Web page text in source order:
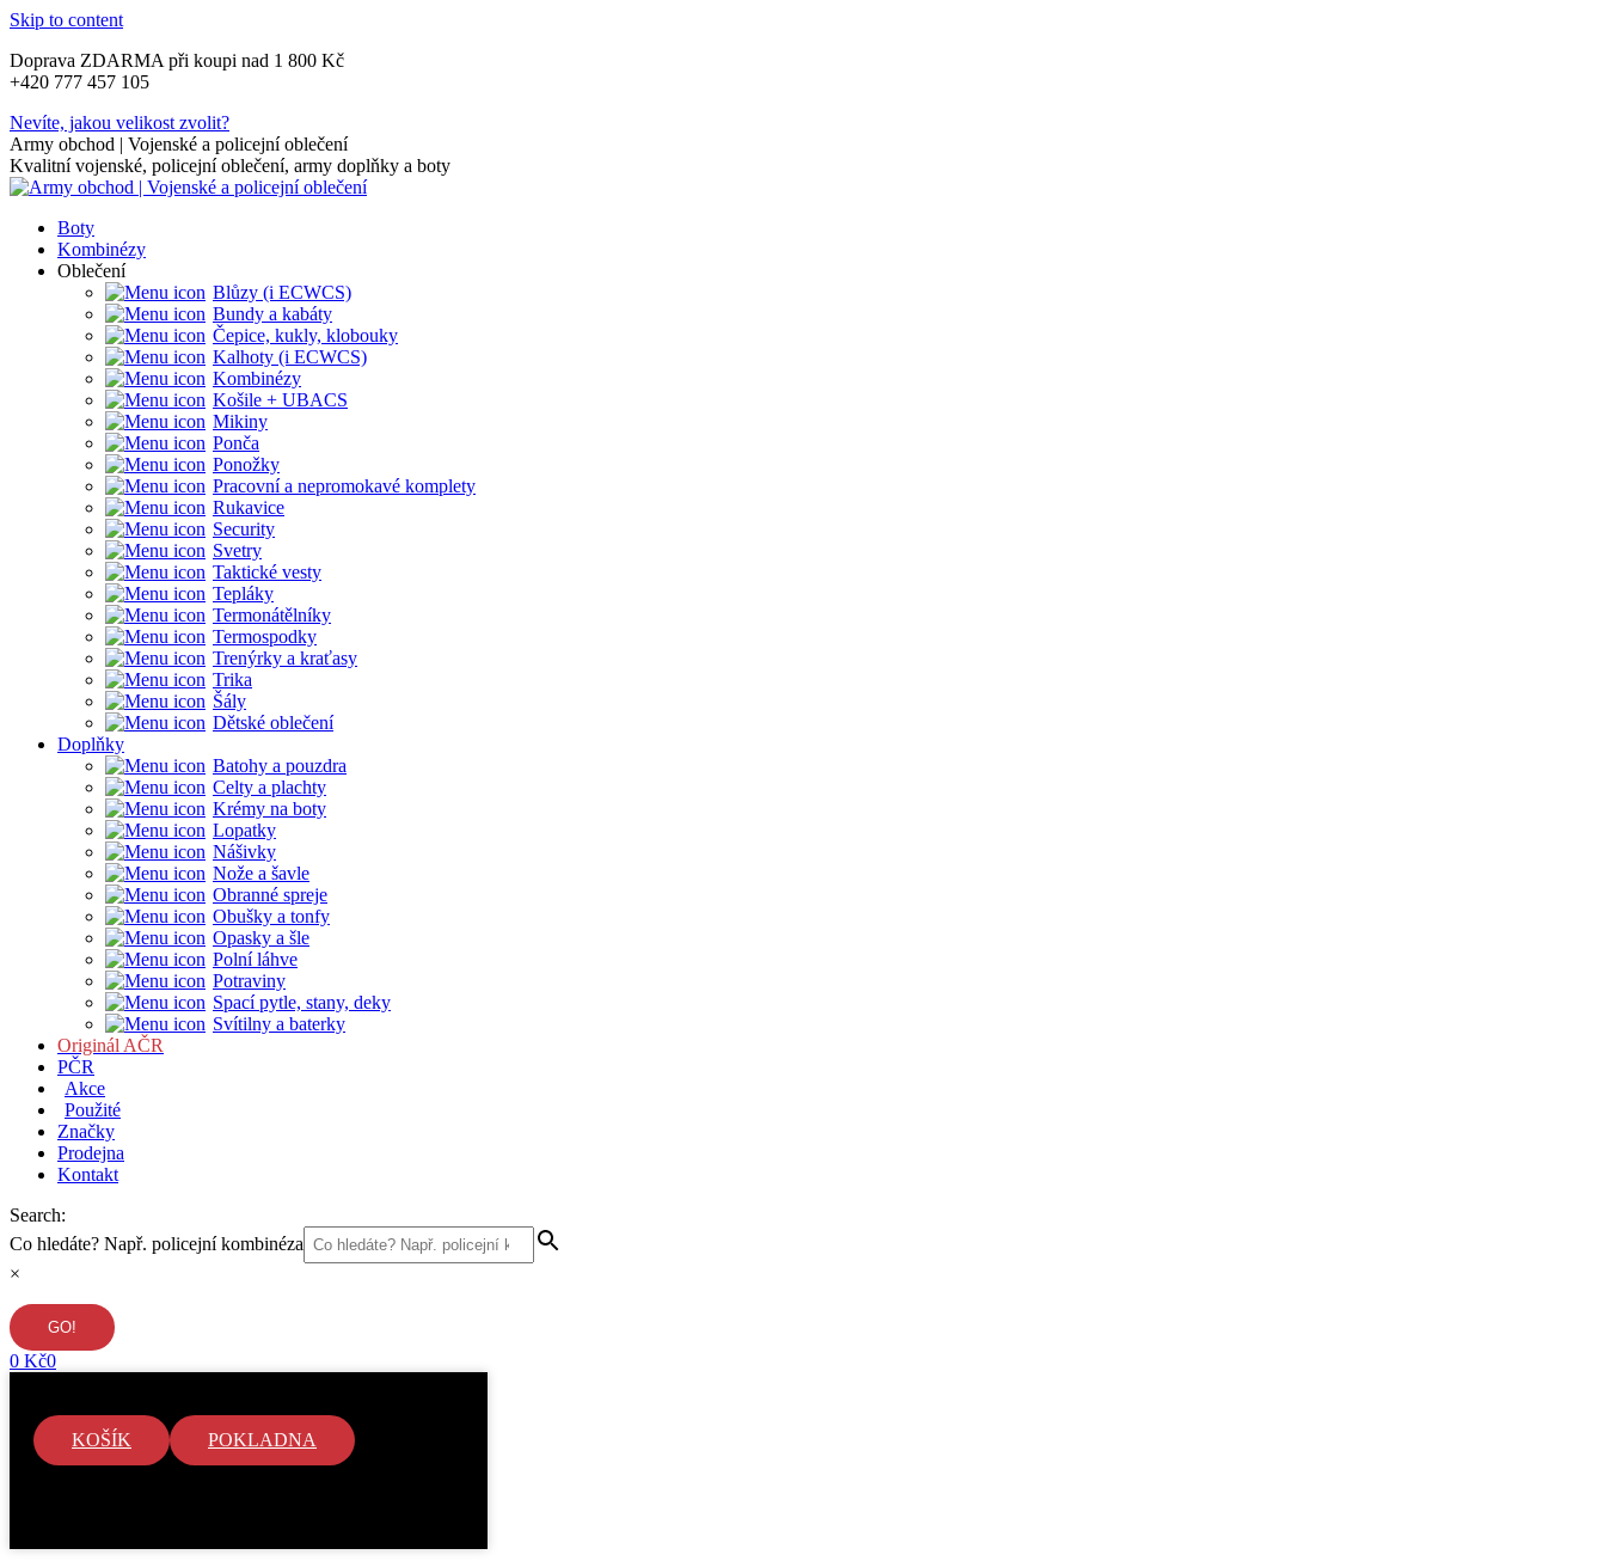
Skip to content
Doprava ZDARMA při koupi nad 1 800 Kč
+420 777 457 105
Nevíte, jakou velikost zvolit?
Army obchod | Vojenské a policejní oblečení
Kvalitní vojenské, policejní oblečení, army doplňky a boty
Boty
Kombinézy
Oblečení
Blůzy (i ECWCS)
Bundy a kabáty
Čepice, kukly, klobouky
Kalhoty (i ECWCS)
Kombinézy
Košile + UBACS
Mikiny
Ponča
Ponožky
Pracovní a nepromokavé komplety
Rukavice
Security
Svetry
Taktické vesty
Tepláky
Termonátělníky
Termospodky
Trenýrky a kraťasy
Trika
Šály
Dětské oblečení
Doplňky
Batohy a pouzdra
Celty a plachty
Krémy na boty
Lopatky
Nášivky
Nože a šavle
Obranné spreje
Obušky a tonfy
Opasky a šle
Polní láhve
Potraviny
Spací pytle, stany, deky
Svítilny a baterky
Originál AČR
PČR
Akce
Použité
Značky
Prodejna
Kontakt
Search:
Co hledáte? Např. policejní kombinéza
×
0 Kč0
KOŠÍK POKLADNA